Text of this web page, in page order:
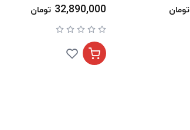
تومان 32,890,000 تومان